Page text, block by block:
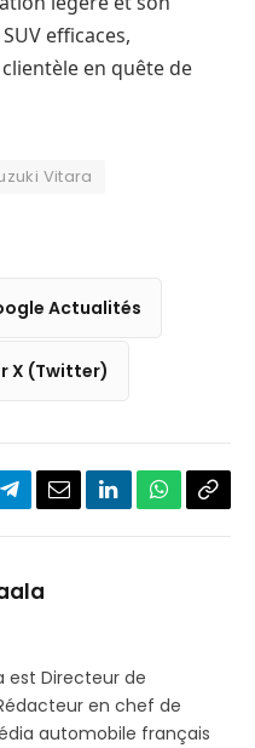
efficaces,
en quête de
Vitara
Actualités
X (Twitter)
Partager
Telegram
EmailLinkedInWhatsApp
est Directeur de
en chef de
automobile français